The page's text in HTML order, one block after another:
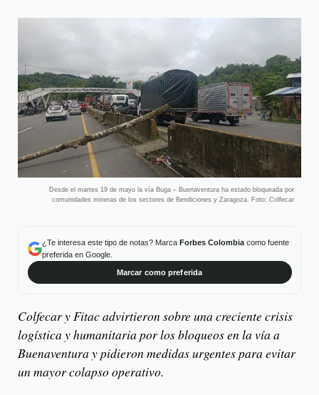
Desde el martes 19 de mayo la vía Buga – Buenaventura ha estado bloqueada por
comunidades mineras de los sectores de Bendiciones y Zaragoza. Foto: Colfecar
¿Te interesa este tipo de notas? Marca Forbes Colombiacomo fuente
preferida en Google.
Marcar como preferida
Colfecar y Fitac advirtieron sobre una creciente crisis
logística y humanitaria por los bloqueos en la vía a
Buenaventura y pidieron medidas urgentes para evitar
un mayor colapso operativo.